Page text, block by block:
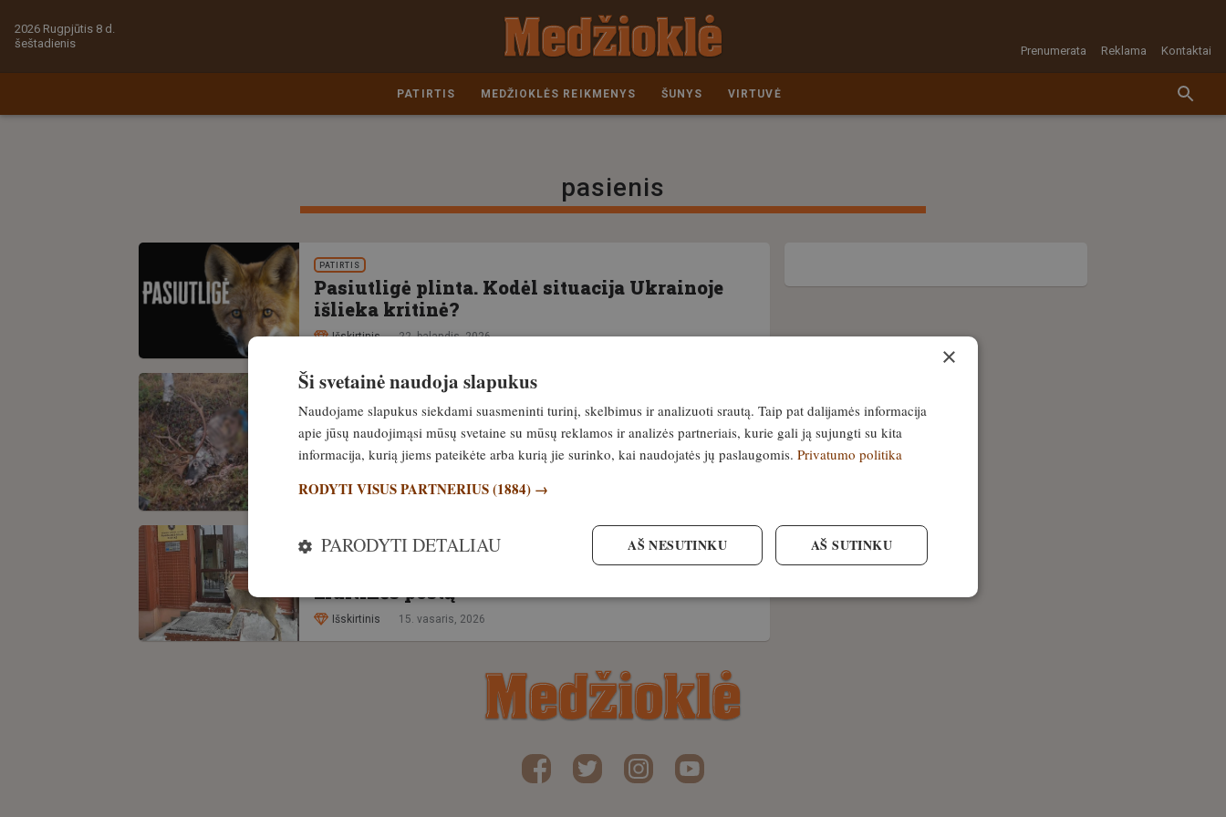
2026 Rugpjūtis 8 d.
šeštadienis
Prenumerata Reklama Kontaktai
PATIRTIS MEDŽIOKLĖS REIKMENYS ŠUNYS VIRTUVĖ
pasienis
PATIRTIS
Pasiutligė plinta. Kodėl situacija Ukrainoje
išlieka kritinė?
Išskirtinis 22. balandis, 2026
Suomijoje plėšrūnai papjovė rekordinį skaičių
šiaurinių elnių. Kaip su tuo susiję vilkai iš
Rusijos?
Išskirtinis 27. vasaris, 2026
PATIRTIS
FOTO! Stirninas patikrino Panemunės
muitinės postą
Išskirtinis 15. vasaris, 2026
×
Ši svetainė naudoja slapukus
Naudojame slapukus siekdami suasmeninti turinį, skelbimus ir analizuoti srautą. Taip pat dalijamės informacija
apie jūsų naudojimąsi mūsų svetaine su mūsų reklamos ir analizės partneriais, kurie gali ją sujungti su kita
informacija, kurią jiems pateikėte arba kurią jie surinko, kai naudojatės jų paslaugomis. Privatumo politika
RODYTI VISUS PARTNERIUS(1884) →
AŠ SUTINKU
AŠ NESUTINKU
PARODYTI DETALIAU